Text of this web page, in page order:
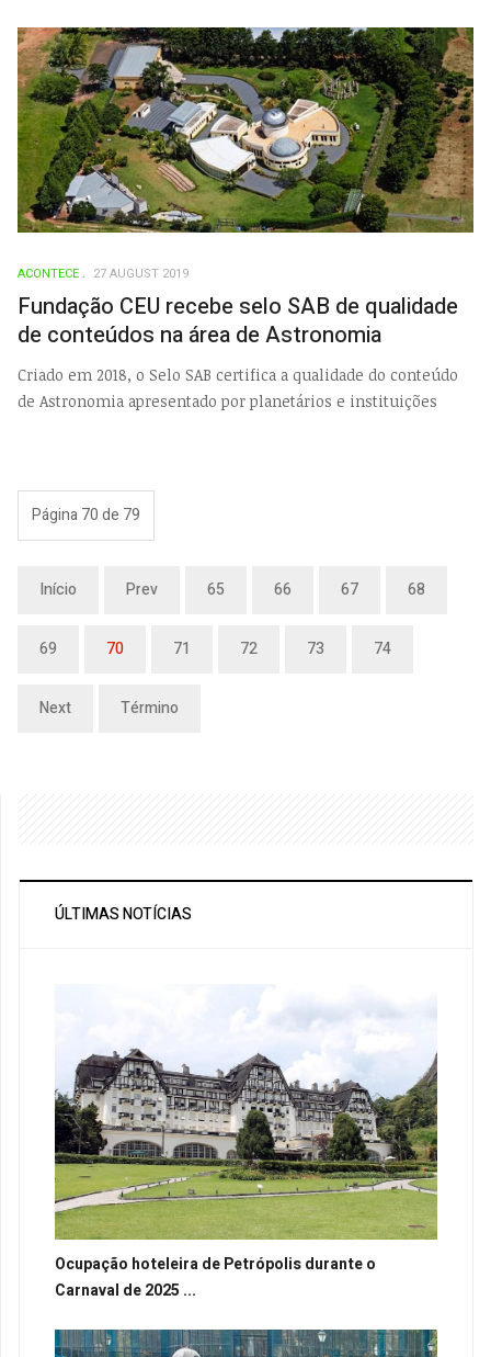
ACONTECE 27 AUGUST 2019
Fundação CEU recebe selo SAB de qualidade
de conteúdos na área de Astronomia
Criado em 2018, o Selo SAB certifica a qualidade do conteúdo
de Astronomia apresentado por planetários e instituições
Página 70 de 79
Início Prev 65 66 67 68
69 70 71 72 73 74
Next Término
ÚLTIMAS NOTÍCIAS
Ocupação hoteleira de Petrópolis durante o
Carnaval de 2025 ...